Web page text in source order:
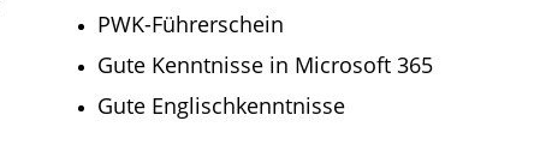
PWK-Führerschein
Gute Kenntnisse in Microsoft 365
Gute Englischkenntnisse